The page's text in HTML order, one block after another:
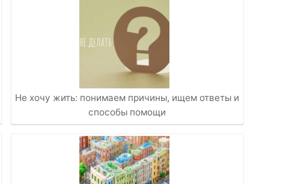
Не хочу жить: понимаем причины, ищем ответы и
способы помощи